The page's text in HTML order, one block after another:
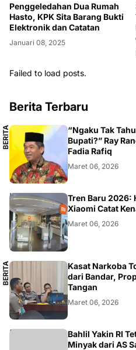
Penggeledahan Dua Rumah
Hasto, KPK Sita Barang Bukti
Elektronik dan Catatan
Januari 08, 2025
Failed to load posts.
Berita Terbaru
B
E
R
I
T
A
L
O
K
AL
“Ngaku Tak
Bupati?” Ray
Fadia Rafiq
Maret 06, 2026
SMARTPHONE
Tren Baru 2026:
Xiaomi Catat
Maret 06, 2026
B
E
R
I
T
A
L
O
K
AL
Kasat Narkoba
dari Bandar,
Tangan
Maret 06, 2026
Bahlil Yakin RI
Minyak dari AS